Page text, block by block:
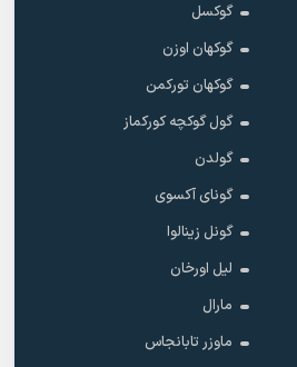
گوکسل
گوکهان اوزن
گوکهان تورکمن
گول گوکچه کورکماز
گولدن
گونای آکسوی
گونل زینالوا
لیل اورخان
مارال
ماوزر تابانجاس